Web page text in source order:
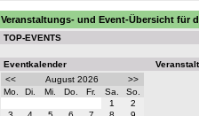
Veranstaltungs- und Event-Übersicht für
TOP-EVENTS
Eventkalender
<<
August 2026
>>
Mo.
Di. Mi. Do. Fr. Sa.
So.
1
2